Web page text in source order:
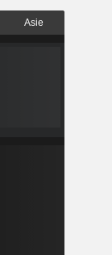
Asie